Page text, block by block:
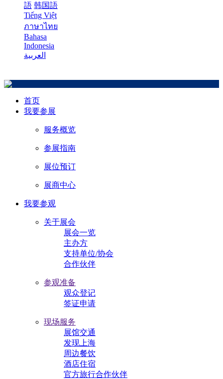
語 韩国語
Tiếng Việt
ภาษาไทย
Bahasa
Indonesia
العربية
首页
我要参展
服务概览
参展指南
展位预订
展商中心
我要参观
关于展会
展会一览
主办方
支持单位/协会
合作伙伴
参观准备
观众登记
签证申请
现场服务
展馆交通
发现上海
周边餐饮
酒店住宿
官方旅行合作伙伴